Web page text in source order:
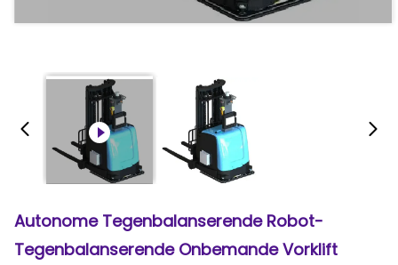
Autonome Tegenbalanserende Robot-
Tegenbalanserende Onbemande Vorklift